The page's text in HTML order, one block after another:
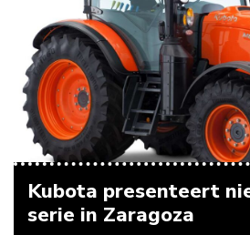
Kubota presenteert
serie in Zaragoza